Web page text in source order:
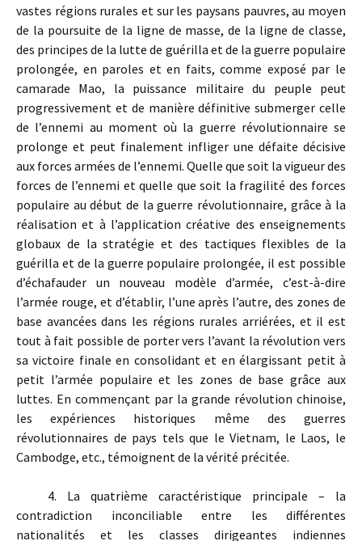
vastes régions rurales et sur les paysans pauvres, au moyen
de la poursuite de la ligne de masse, de la ligne de classe,
des principes de la lutte de guérilla et de la guerre populaire
prolongée, en paroles et en faits, comme exposé par le
camarade Mao, la puissance militaire du peuple peut
progressivement et de manière définitive submerger celle
de l’ennemi au moment où la guerre révolutionnaire se
prolonge et peut finalement infliger une défaite décisive
aux forces armées de l’ennemi. Quelle que soit la vigueur des
forces de l’ennemi et quelle que soit la fragilité des forces
populaire au début de la guerre révolutionnaire, grâce à la
réalisation et à l’application créative des enseignements
globaux de la stratégie et des tactiques flexibles de la
guérilla et de la guerre populaire prolongée, il est possible
d’échafauder un nouveau modèle d’armée, c’est-à-dire
l’armée rouge, et d’établir, l’une après l’autre, des zones de
base avancées dans les régions rurales arriérées, et il est
tout à fait possible de porter vers l’avant la révolution vers
sa victoire finale en consolidant et en élargissant petit à
petit l’armée populaire et les zones de base grâce aux
luttes. En commençant par la grande révolution chinoise,
les expériences historiques même des guerres
révolutionnaires de pays tels que le Vietnam, le Laos, le
Cambodge, etc., témoignent de la vérité précitée.
4. La quatrième caractéristique principale – la
contradiction inconciliable entre les différentes
nationalités et les classes dirigeantes indiennes